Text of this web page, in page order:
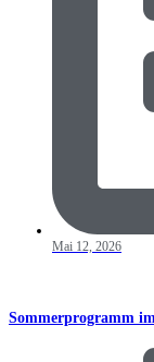
Mai 12, 2026
Sommerprogramm